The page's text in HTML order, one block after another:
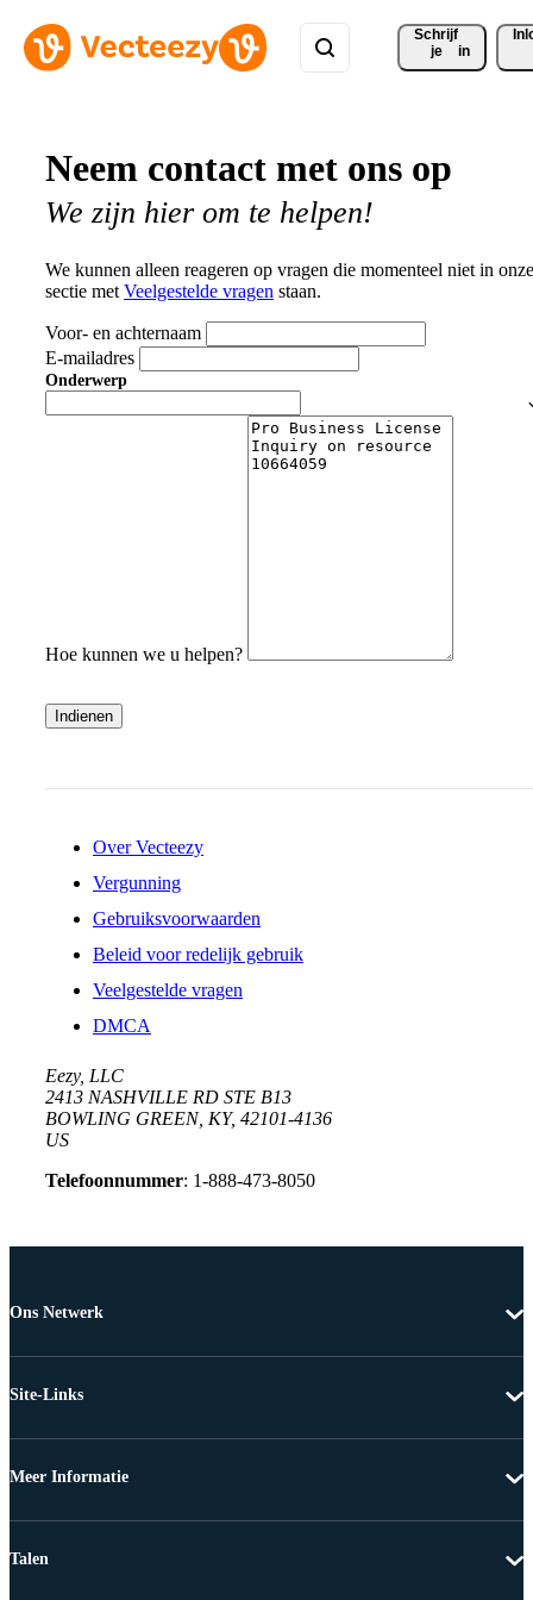
Schrijf
je
in
Neem contact met ons op
We zijn hier om te helpen!
We kunnen alleen reageren op vragen die momenteel niet in onze
sectie metVeelgestelde vragen staan.
Voor- en achternaam
E-mailadres
Onderwerp
Hoe kunnen we u helpen?
Indienen
Over Vecteezy
Vergunning
Gebruiksvoorwaarden
Beleid voor redelijk gebruik
Veelgestelde vragen
DMCA
Eezy, LLC
2413 NASHVILLE RD STE B13
BOWLING GREEN, KY, 42101-4136
US
Telefoonnummer: 1-888-473-8050
Ons Netwerk
Site-Links
Meer Informatie
Talen